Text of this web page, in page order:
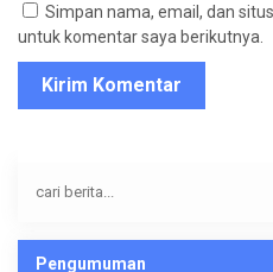
Simpan nama, email, dan
untuk komentar saya berikutnya.
Pengumuman